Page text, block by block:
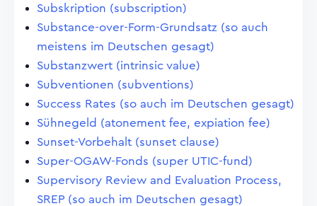
Subskription (subscription)
Substance-over-Form-Grundsatz (so auch
meistens im Deutschen gesagt)
Substanzwert (intrinsic value)
Subventionen (subventions)
Success Rates (so auch im Deutschen gesagt)
Sühnegeld (atonement fee, expiation fee)
Sunset-Vorbehalt (sunset clause)
Super-OGAW-Fonds (super UTIC-fund)
Supervisory Review and Evaluation Process,
SREP (so auch im Deutschen gesagt)